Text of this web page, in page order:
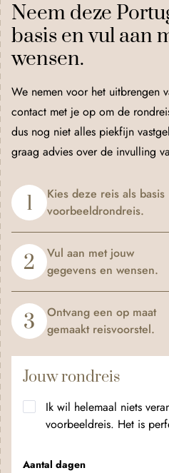
Neem deze
basis en vul aan
wensen.
We nemen voor het uitbrengen
contact met je op om de
dus nog niet alles piekfijn
graag advies over de invulling
1
Kies deze reis als basis
voorbeeldrondreis.
2
Vul aan met jouw
gegevens en wensen.
3
Ontvang een op maat
gemaakt reisvoorstel.
Jouw rondreis
Ik wil helemaal niets
voorbeeldreis. Het is
Aantal dagen